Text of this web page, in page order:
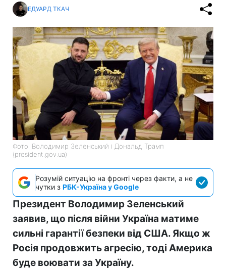
ЕДУАРД ТКАЧ
Фото: Володимир Зеленський і Дональд Трамп
(president.gov.ua)
Розумій ситуацію на фронті через факти, а не
чутки з РБК-Україна у Google
Президент Володимир Зеленський
заявив, що після війни Україна матиме
сильні гарантії безпеки від США. Якщо ж
Росія продовжить агресію, тоді Америка
буде воювати за Україну.